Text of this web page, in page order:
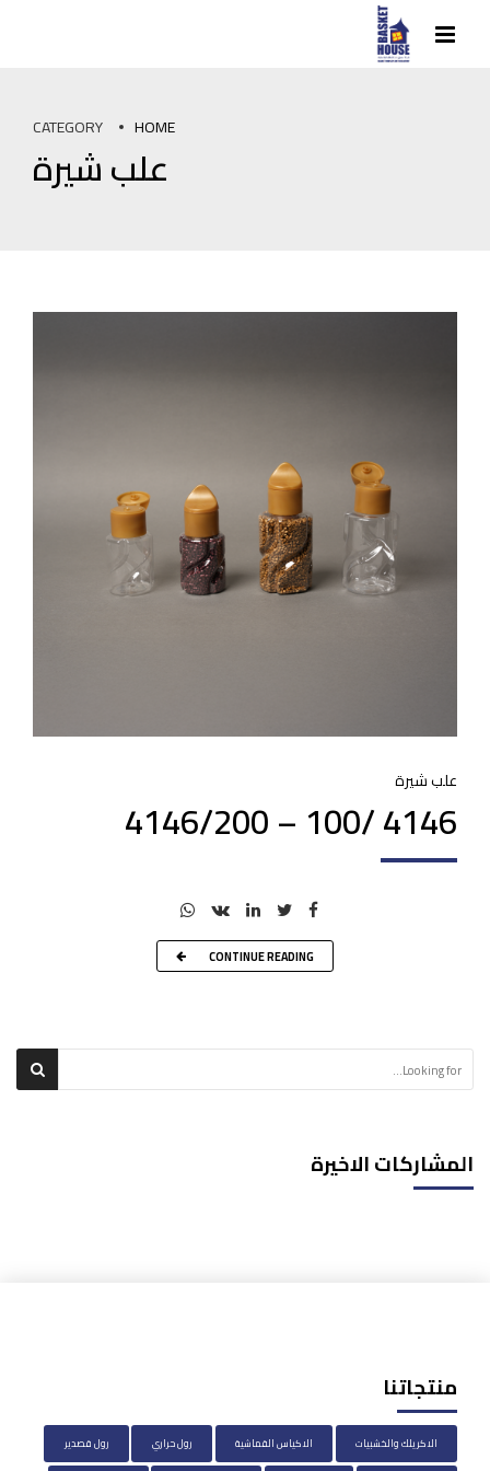
HOME
CATEGORY
علب شيرة
علب شيرة
4146 /100 – 4146/200
CONTINUE READING
المشاركات الاخيرة
منتجاتنا
الاكريلك والخشبيات الاكياس القماشية رول حراري رول قصدير